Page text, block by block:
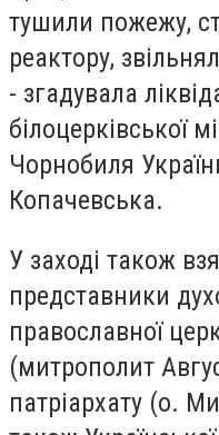
тушили пожежу,
реактору,
- згадувала
білоцерківської
Чорнобиля
Копачевська.
У заході також
представники
православної
(митрополит
патріархату (о.